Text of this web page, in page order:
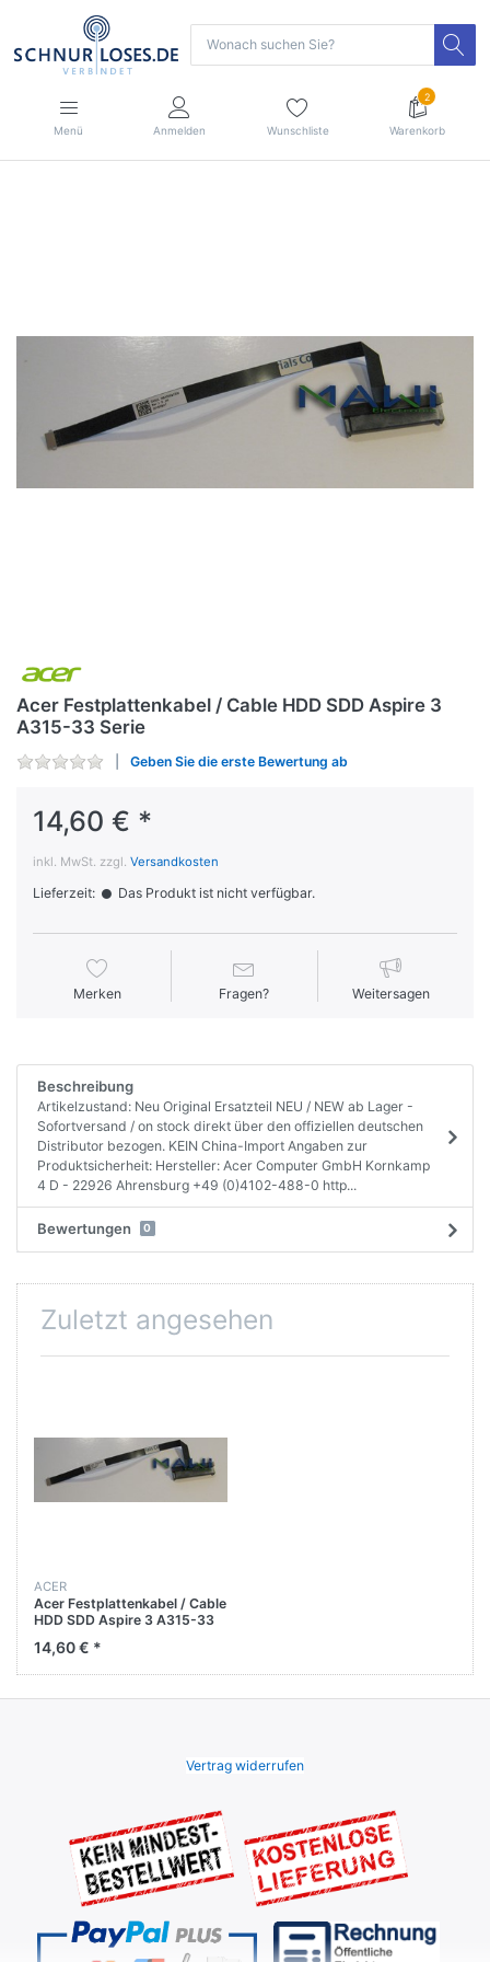
Menü Anmelden Wunschliste
2
Warenkorb
Acer Festplattenkabel / Cable HDD SDD Aspire 3
A315-33 Serie
Geben Sie die erste Bewertung ab
14,60 € *
inkl. MwSt. zzgl. Versandkosten
Lieferzeit: Das Produkt ist nicht verfügbar.
Merken Fragen? Weitersagen
Beschreibung
Artikelzustand: Neu Original Ersatzteil NEU / NEW ab Lager -
Sofortversand / on stock direkt über den offiziellen deutschen
Distributor bezogen. KEIN China-Import Angaben zur
Produktsicherheit: Hersteller: Acer Computer GmbH Kornkamp
4 D - 22926 Ahrensburg +49 (0)4102-488-0 http...
Bewertungen 0
Zuletzt angesehen
ACER
Acer Festplattenkabel / Cable
HDD SDD Aspire 3 A315-33
14,60 € *
Vertrag widerrufen